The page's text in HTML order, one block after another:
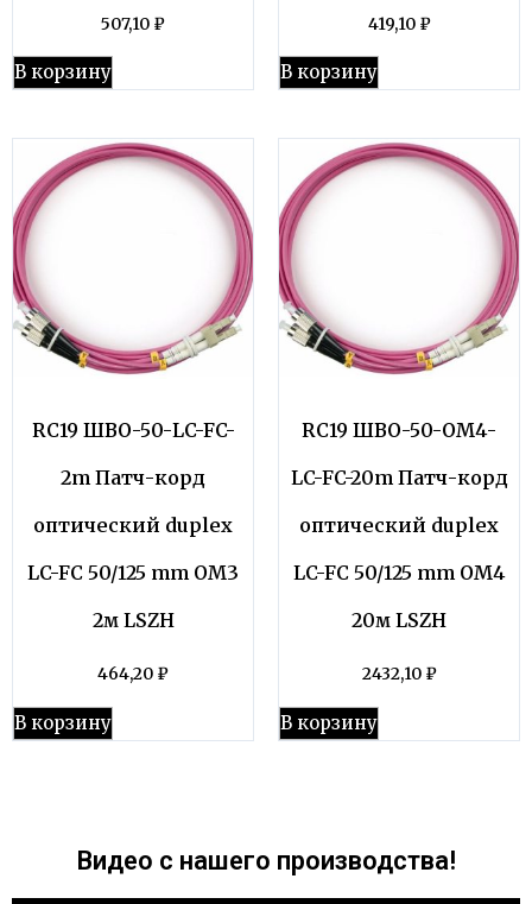
507,10 ₽
В корзину
419,10 ₽
В корзину
RC19 ШВО-50-LC-FC-
2m Патч-корд
оптический duplex
LC-FC 50/125 mm OM3
2м LSZH
464,20 ₽
В корзину
RC19 ШВО-50-OM4-
LC-FC-20m Патч-корд
оптический duplex
LC-FC 50/125 mm OM4
20м LSZH
2432,10 ₽
В корзину
Видео с нашего производства!